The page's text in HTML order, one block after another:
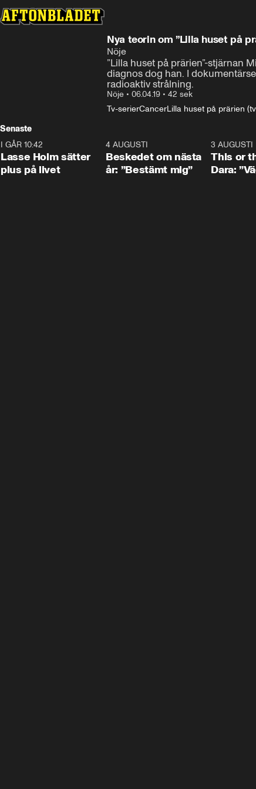
Nya teorin om ”Lilla huset på
Nöje
”Lilla huset på prärien”-stjärnan
diagnos dog han. I
radioaktiv strålning.
Nöje • 06.04.19 • 42 sek
Tv-serierCancerLilla huset på prärien
Senaste
1:04
I GÅR 10:42
Lasse Holm sätter
plus på livet
0:24
4 AUGUSTI
Beskedet om nästa
år: ”Bestämt mig”
3 AUGUSTI
This or
Dara: